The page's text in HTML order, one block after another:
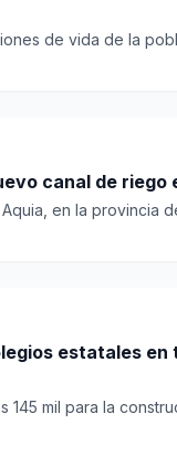
de vida de la
canal de riego
en la provincia
estatales en
145 mil para la